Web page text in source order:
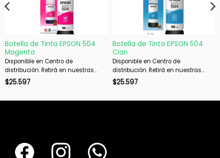
Botella de Tinta EPSON 504
Magenta
Disponible en Centro de
distribución. Retirá en nuestras
sucursales en 48 hs hábiles. Si es
$25.597
Botella de Tinta EPSON 504
Cian
Disponible en Centro de
distribución. Retirá en nuestras
sucursales en 48 hs hábiles. Si es
$25.597